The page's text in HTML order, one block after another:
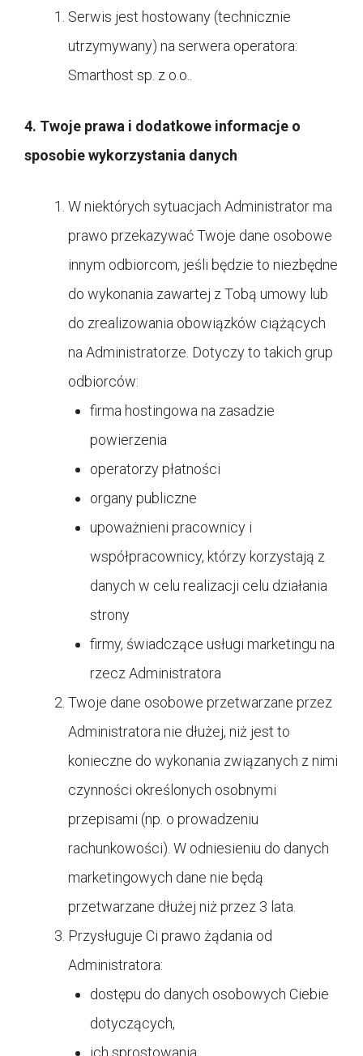
Serwis jest hostowany (technicznie
utrzymywany) na serwera operatora:
Smarthost sp. z o.o..
4. Twoje prawa i dodatkowe informacje o
sposobie wykorzystania danych
W niektórych sytuacjach Administrator ma
prawo przekazywać Twoje dane osobowe
innym odbiorcom, jeśli będzie to niezbędne
do wykonania zawartej z Tobą umowy lub
do zrealizowania obowiązków ciążących
na Administratorze. Dotyczy to takich grup
odbiorców:
firma hostingowa na zasadzie
powierzenia
operatorzy płatności
organy publiczne
upoważnieni pracownicy i
współpracownicy, którzy korzystają z
danych w celu realizacji celu działania
strony
firmy, świadczące usługi marketingu na
rzecz Administratora
Twoje dane osobowe przetwarzane przez
Administratora nie dłużej, niż jest to
konieczne do wykonania związanych z nimi
czynności określonych osobnymi
przepisami (np. o prowadzeniu
rachunkowości). W odniesieniu do danych
marketingowych dane nie będą
przetwarzane dłużej niż przez 3 lata.
Przysługuje Ci prawo żądania od
Administratora:
dostępu do danych osobowych Ciebie
dotyczących,
ich sprostowania,